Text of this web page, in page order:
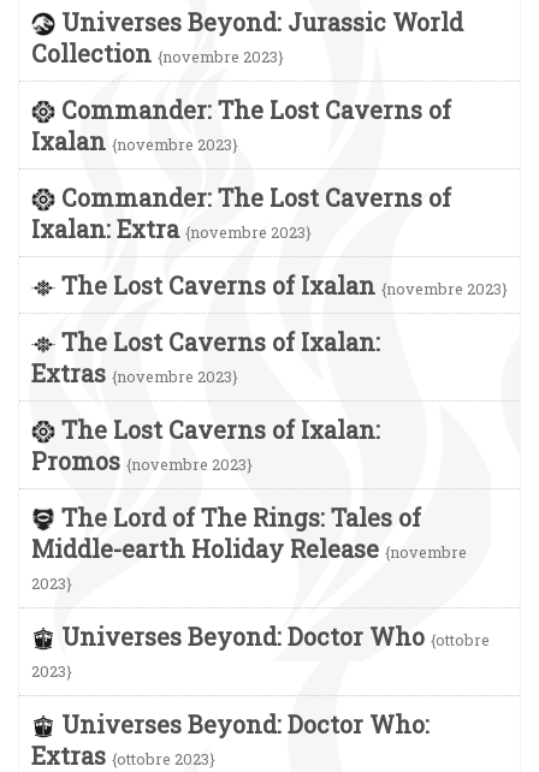
Universes Beyond: Jurassic World
Collection {novembre 2023}
Commander: The Lost Caverns of
Ixalan {novembre 2023}
Commander: The Lost Caverns of
Ixalan: Extra {novembre 2023}
The Lost Caverns of Ixalan {novembre 2023}
The Lost Caverns of Ixalan:
Extras {novembre 2023}
The Lost Caverns of Ixalan:
Promos {novembre 2023}
The Lord of The Rings: Tales of
Middle-earth Holiday Release {novembre
2023}
Universes Beyond: Doctor Who {ottobre
2023}
Universes Beyond: Doctor Who:
Extras {ottobre 2023}